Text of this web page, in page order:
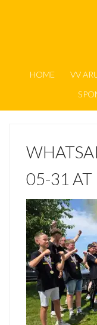
HOME VV
05-31 AT